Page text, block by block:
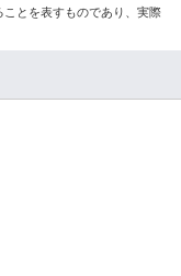
とを表すものであり、実際